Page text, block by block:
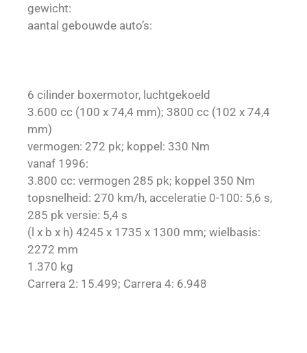
gewicht:
aantal gebouwde auto’s:
6 cilinder boxermotor, luchtgekoeld
3.600 cc (100 x 74,4 mm); 3800 cc (102 x 74,4
mm)
vermogen: 272 pk; koppel: 330 Nm
vanaf 1996:
3.800 cc: vermogen 285 pk; koppel 350 Nm
topsnelheid: 270 km/h, acceleratie 0-100: 5,6 s,
285 pk versie: 5,4 s
(l x b x h) 4245 x 1735 x 1300 mm; wielbasis:
2272 mm
1.370 kg
Carrera 2: 15.499; Carrera 4: 6.948